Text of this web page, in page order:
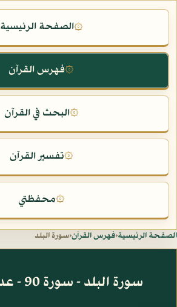
۞الصفحة الرئيسية
۞فهرس القرآن
۞البحث في القرآن
۞تفسير القرآن
۞محفظتي
الصفحة الرئيسية‹فهرس القرآن‹سورة البلد
سورة البلد - سورة 90 - عدد آياتها 20